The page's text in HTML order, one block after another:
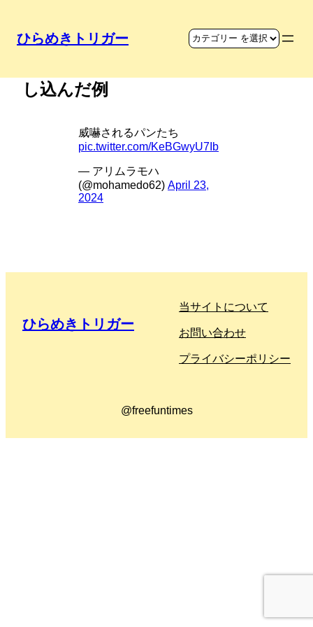
ひらめきトリガー
し込んだ例
威嚇されるパンたち
pic.twitter.com/KeBGwyU7Ib
— アリムラモハ
(@mohamedo62) April 23,
2024
ひらめきトリガー
当サイトについて
お問い合わせ
プライバシーポリシー
@freefuntimes